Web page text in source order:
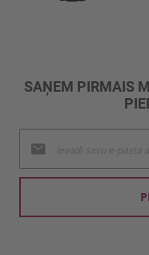
SAŅEM PIRMAIS
jaunumu
saņemšanai: